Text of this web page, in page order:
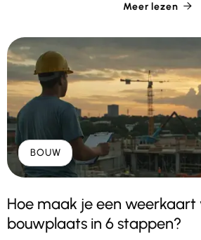
Meer lezen 
BOUW
Hoe maak je een weerkaart
bouwplaats in 6 stappen?